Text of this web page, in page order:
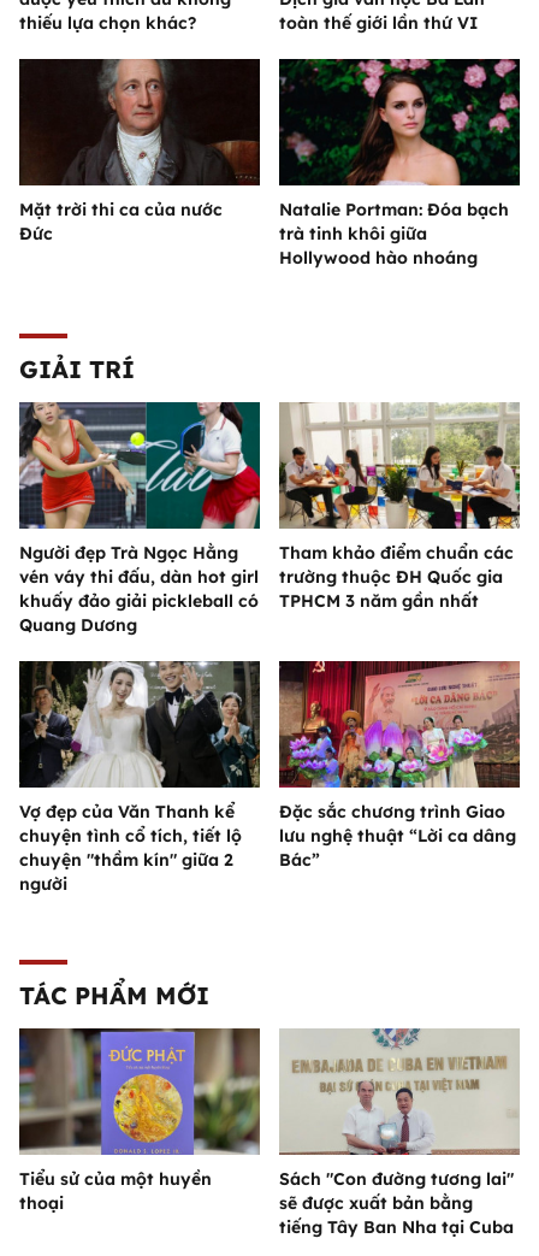
thiếu lựa chọn khác?
toàn thế giới lần thứ VI
Mặt trời thi ca của nước
Đức
Natalie Portman: Đóa bạch
trà tinh khôi giữa
Hollywood hào nhoáng
GIẢI TRÍ
Người đẹp Trà Ngọc Hằng
vén váy thi đấu, dàn hot girl
khuấy đảo giải pickleball có
Quang Dương
Tham khảo điểm chuẩn các
trường thuộc ĐH Quốc gia
TPHCM 3 năm gần nhất
Vợ đẹp của Văn Thanh kể
chuyện tình cổ tích, tiết lộ
chuyện "thầm kín" giữa 2
người
Đặc sắc chương trình Giao
lưu nghệ thuật “Lời ca dâng
Bác”
TÁC PHẨM MỚI
Tiểu sử của một huyền
thoại
Sách "Con đường tương lai"
sẽ được xuất bản bằng
tiếng Tây Ban Nha tại Cuba